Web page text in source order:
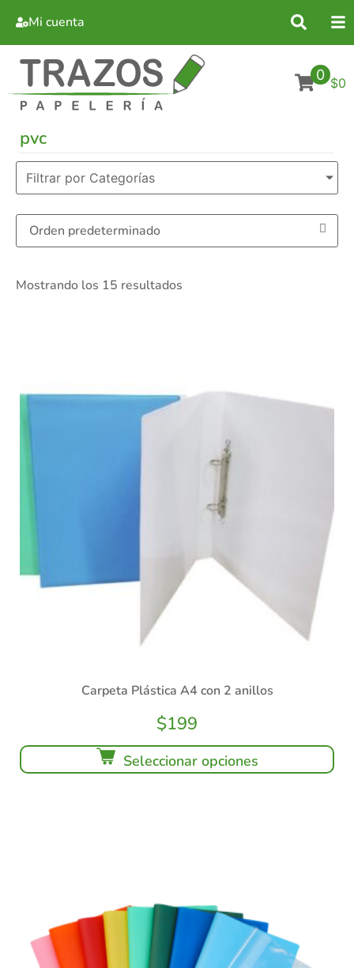
Mi cuenta
0 $0
pvc
Filtrar por Categorías
Mostrando los 15 resultados
Carpeta Plástica A4 con 2 anillos
$199
Seleccionar opciones